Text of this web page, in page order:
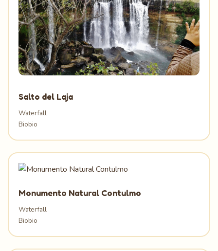
Salto del Laja
Waterfall
Biobio
Monumento Natural Contulmo
Waterfall
Biobio